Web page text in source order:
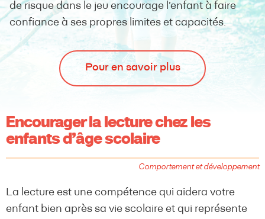
de risque dans le jeu encourage l’enfant à faire
confiance à ses propres limites et capacités.
Pour en savoir plus
Encourager la lecture chez les
enfants d’âge scolaire
Comportement et développement
La lecture est une compétence qui aidera votre
enfant bien après sa vie scolaire et qui représente